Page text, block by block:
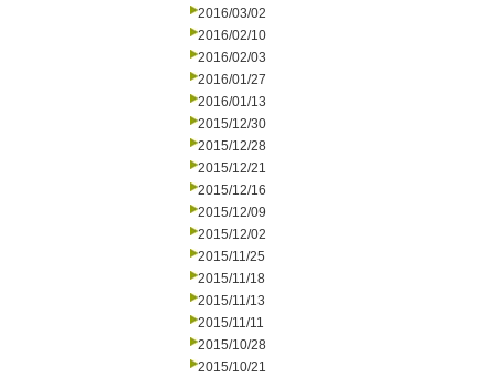
2016/03/02
2016/02/10
2016/02/03
2016/01/27
2016/01/13
2015/12/30
2015/12/28
2015/12/21
2015/12/16
2015/12/09
2015/12/02
2015/11/25
2015/11/18
2015/11/13
2015/11/11
2015/10/28
2015/10/21